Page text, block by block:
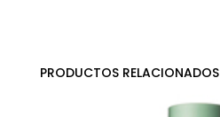
PRODUCTOS RELACIONADOS